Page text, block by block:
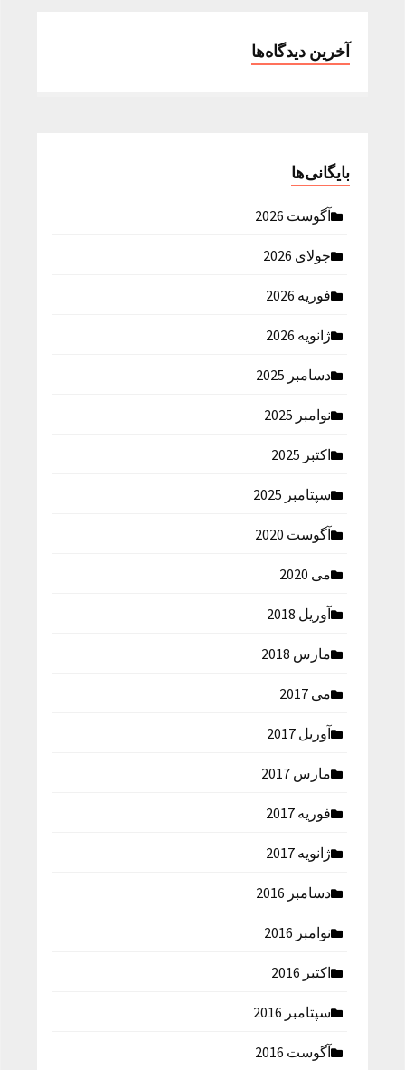
آخرین دیدگاه‌ها
بایگانی‌ها
آگوست 2026
جولای 2026
فوریه 2026
ژانویه 2026
دسامبر 2025
نوامبر 2025
اکتبر 2025
سپتامبر 2025
آگوست 2020
می 2020
آوریل 2018
مارس 2018
می 2017
آوریل 2017
مارس 2017
فوریه 2017
ژانویه 2017
دسامبر 2016
نوامبر 2016
اکتبر 2016
سپتامبر 2016
آگوست 2016